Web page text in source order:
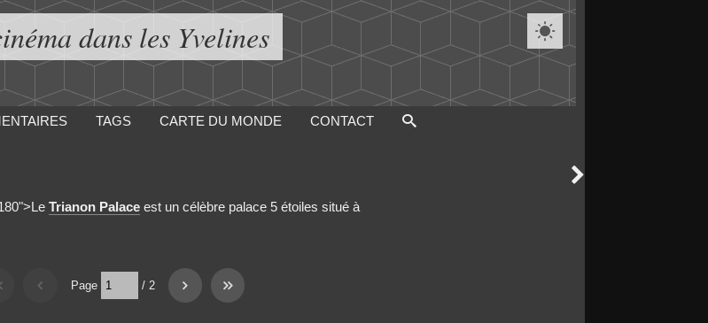
dans les Yvelines 
TAGS CARTE DU MONDE CONTACT

Trianon Palaceest un célèbre palace 5 étoiles situé à
Page / 2